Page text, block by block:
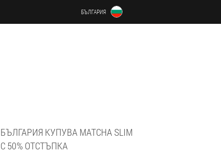
БЪЛГАРИЯ
БЪЛГАРИЯ КУПУВА MATCHA SLIM
С 50% ОТСТЪПКА